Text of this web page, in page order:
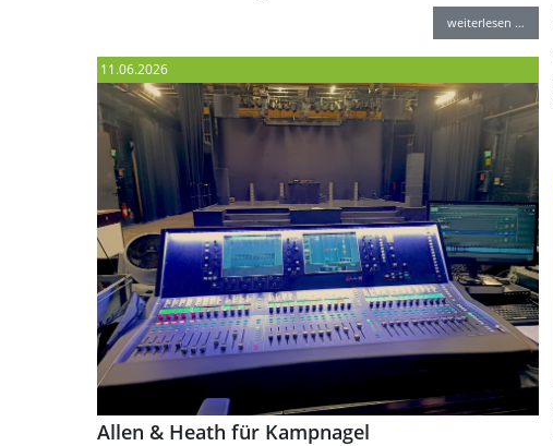
weiterlesen …
11.06.2026
Allen & Heath für Kampnagel